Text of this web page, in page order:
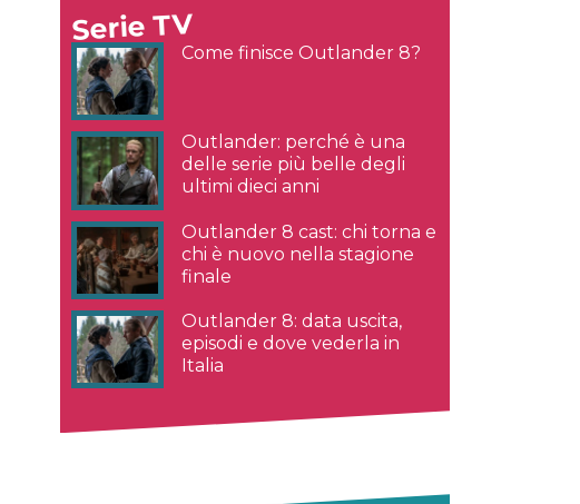
Serie TV
Come finisce Outlander 8?
Outlander: perché è una
delle serie più belle degli
ultimi dieci anni
Outlander 8 cast: chi torna e
chi è nuovo nella stagione
finale
Outlander 8: data uscita,
episodi e dove vederla in
Italia